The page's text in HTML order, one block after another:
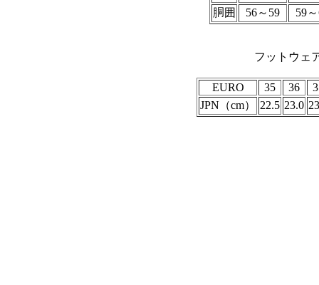
胴囲
56～59 59
フットウ
EURO 35 36
JPN（cm）
22.5 23.0